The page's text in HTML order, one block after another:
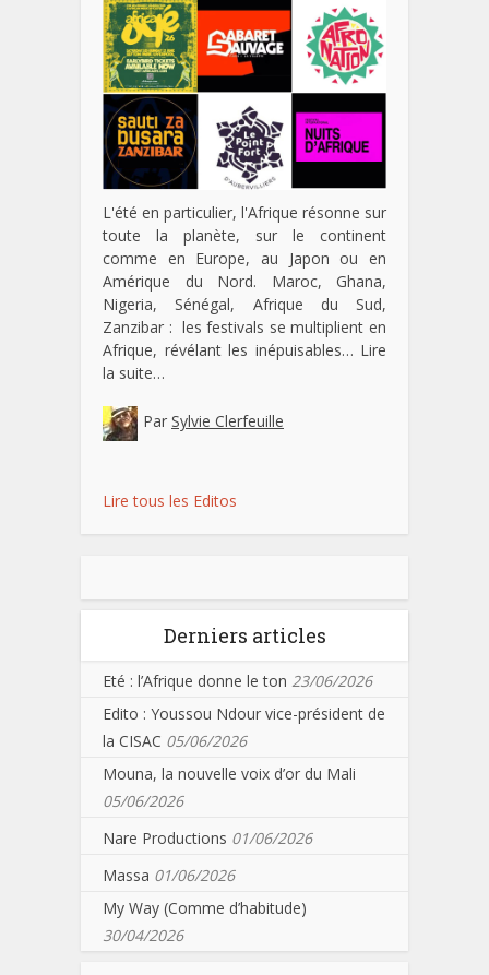
L'été en particulier, l'Afrique résonne sur
toute la planète, sur le continent
comme en Europe, au Japon ou en
Amérique du Nord. Maroc, Ghana,
Nigeria, Sénégal, Afrique du Sud,
Zanzibar : les festivals se multiplient en
Afrique, révélant les inépuisables… Lire
la suite…
Par Sylvie Clerfeuille
Lire tous les Editos
Derniers articles
Eté : l’Afrique donne le ton 23/06/2026
Edito : Youssou Ndour vice-président de
la CISAC 05/06/2026
Mouna, la nouvelle voix d’or du Mali
05/06/2026
Nare Productions 01/06/2026
Massa 01/06/2026
My Way (Comme d’habitude)
30/04/2026